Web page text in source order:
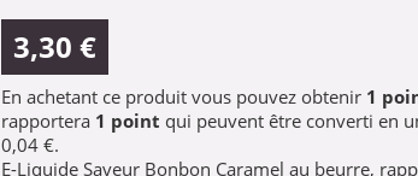
3,30 €
En achetant ce produit vous pouvez obtenir 1
rapportera 1 point qui peuvent être converti en
0,04 €.
E-Liquide Saveur Bonbon Caramel au beurre,